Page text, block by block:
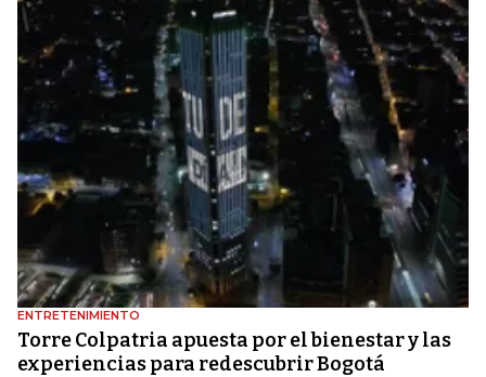
ENTRETENIMIENTO
Torre Colpatria apuesta por el bienestar y las
experiencias para redescubrir Bogotá